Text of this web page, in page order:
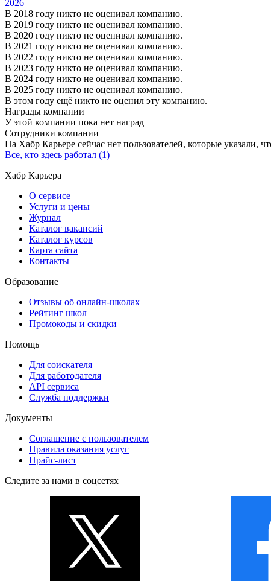
2026
В 2018 году никто не оценивал компанию.
В 2019 году никто не оценивал компанию.
В 2020 году никто не оценивал компанию.
В 2021 году никто не оценивал компанию.
В 2022 году никто не оценивал компанию.
В 2023 году никто не оценивал компанию.
В 2024 году никто не оценивал компанию.
В 2025 году никто не оценивал компанию.
В этом году ещё никто не оценил эту компанию.
Награды компании
У этой компании пока нет наград
Сотрудники компании
На Хабр Карьере сейчас нет пользователей, которые указали,
Все, кто здесь работал (1)
Хабр Карьера
О сервисе
Услуги и цены
Журнал
Каталог вакансий
Каталог курсов
Карта сайта
Контакты
Образование
Отзывы об онлайн-школах
Рейтинг школ
Промокоды и скидки
Помощь
Для соискателя
Для работодателя
API сервиса
Служба поддержки
Документы
Соглашение с пользователем
Правила оказания услуг
Прайс-лист
Следите за нами в соцсетях